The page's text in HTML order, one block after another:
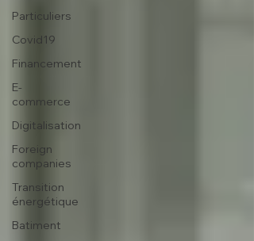
Particuliers
Covid19
Financement
E-
commerce
Digitalisation
Foreign
companies
Transition
énergétique
Batiment